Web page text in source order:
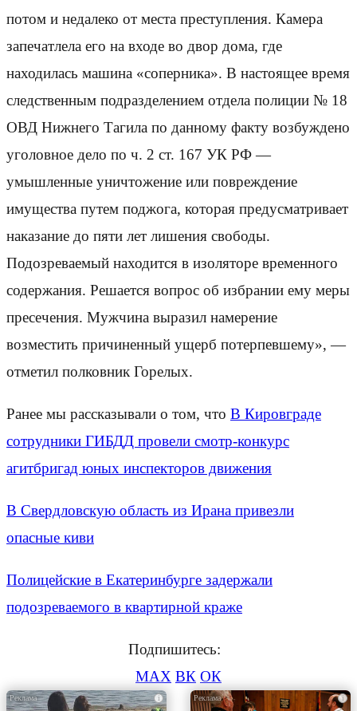
потом и недалеко от места преступления. Камера
запечатлела его на входе во двор дома, где
находилась машина «соперника». В настоящее время
следственным подразделением отдела полиции № 18
ОВД Нижнего Тагила по данному факту возбуждено
уголовное дело по ч. 2 ст. 167 УК РФ —
умышленные уничтожение или повреждение
имущества путем поджога, которая предусматривает
наказание до пяти лет лишения свободы.
Подозреваемый находится в изоляторе временного
содержания. Решается вопрос об избрании ему меры
пресечения. Мужчина выразил намерение
возместить причиненный ущерб потерпевшему», —
отметил полковник Горелых.
Ранее мы рассказывали о том, что В Кировграде
сотрудники ГИБДД провели смотр-конкурс
агитбригад юных инспекторов движения
В Свердловскую область из Ирана привезли
опасные киви
Полицейские в Екатеринбурге задержали
подозреваемого в квартирной краже
Подпишитесь:
MAX ВК ОК
i i